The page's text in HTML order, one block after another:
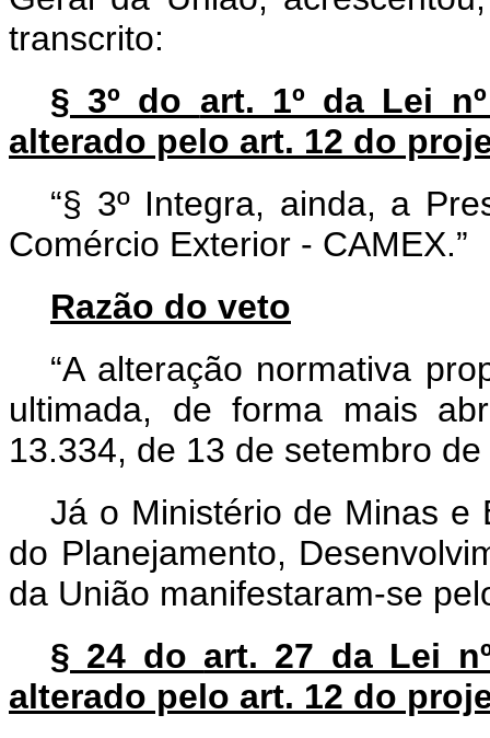
transcrito:
§ 3º do art. 1º da Lei
alterado pelo art. 12 do
“§ 3º Integra, ainda, a
Comércio Exterior - CAMEX.”
Razão do veto
“A alteração normativa
ultimada, de forma mais
13.334, de 13 de setembro de
Já o Ministério de Minas e
do Planejamento,
da União manifestaram-se
§ 24 do art. 27 da Lei
alterado pelo art. 12 do